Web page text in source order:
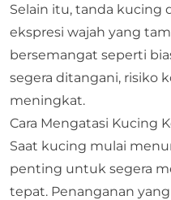
Selain itu, tanda kucing
ekspresi wajah yang
bersemangat seperti
segera ditangani, risiko
meningkat.
Cara Mengatasi Kucing
Saat kucing mulai
penting untuk segera
tepat. Penanganan